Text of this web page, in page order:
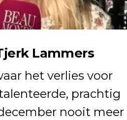
Lammers
het verlies voor
prachtig
nooit meer